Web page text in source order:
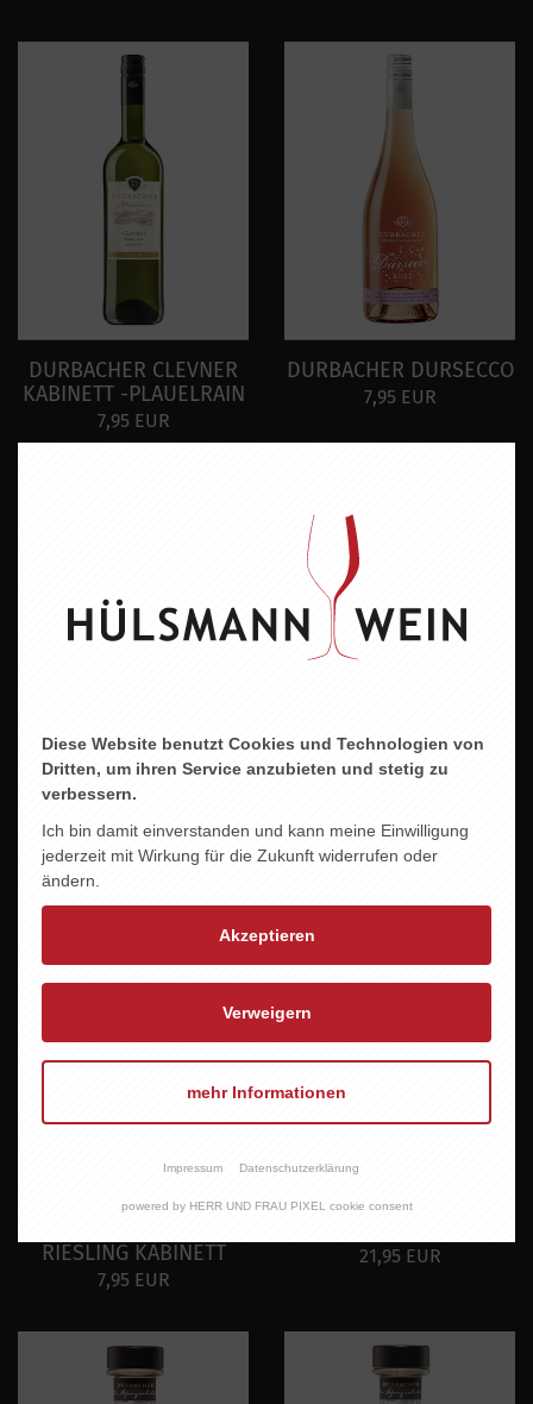
DURBACHER CLEVNER
KABINETT -PLAUELRAIN
7,95 EUR
DURBACHER DURSECCO
7,95 EUR
DURBACHER -EDELFRAU
SEKT TROCKEN
8,95 EUR
-MUSKATELLER-
13,95 EUR
RIESLING KABINETT
7,95 EUR
21,95 EUR
Diese Website benutzt Cookies und Technologien von
Dritten, um ihren Service anzubieten und stetig zu
verbessern.
Ich bin damit einverstanden und kann meine Einwilligung
jederzeit mit Wirkung für die Zukunft widerrufen oder
ändern.
Akzeptieren
Verweigern
mehr Informationen
Impressum Datenschutzerklärung
powered by HERR UND FRAU PIXEL cookie consent